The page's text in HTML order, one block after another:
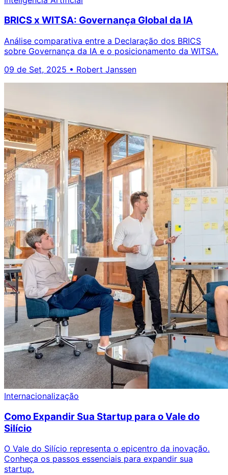
BRICS x WITSA: Governança Global da IA
Análise comparativa entre a Declaração dos BRICS
sobre Governança da IA e o posicionamento da WITSA.
09 de Set, 2025 • Robert Janssen
Internacionalização
Como Expandir Sua Startup para o Vale do
Silício
O Vale do Silício representa o epicentro da inovação.
Conheça os passos essenciais para expandir sua
startup.